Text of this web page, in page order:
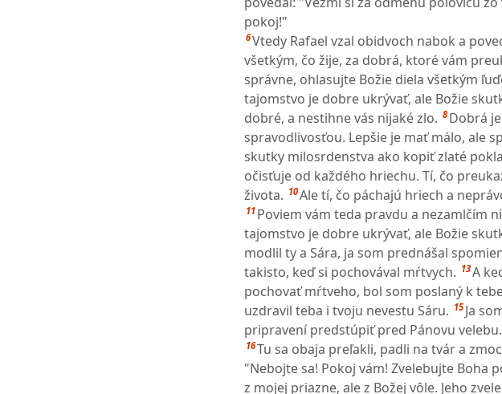
pokoj!"
6Vtedy Rafael vzal obidvoch nabok a
všetkým, čo žije, za dobrá, ktoré vám
správne, ohlasujte Božie diela všetkým
tajomstvo je dobre ukrývať, ale Božie
dobré, a nestihne vás nijaké zlo. 8 Dobrá
spravodlivosťou. Lepšie je mať málo, ale
skutky milosrdenstva ako kopiť zlaté
očisťuje od každého hriechu. Tí, čo
života. 10Ale tí, čo páchajú hriech a
11 Poviem vám teda pravdu a nezamlčím
tajomstvo je dobre ukrývať, ale Božie
modlil ty a Sára, ja som prednášal
takisto, keď si pochovával mŕtvych. 13A
pochovať mŕtveho, bol som poslaný k
uzdravil teba i tvoju nevestu Sáru. 15 Ja
pripravení predstúpiť pred Pánovu
16Tu sa obaja preľakli, padli na tvár a
"Nebojte sa! Pokoj vám! Zvelebujte Boha
z mojej priazne, ale z Božej vôle. Jeho